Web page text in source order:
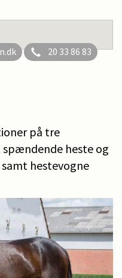
20 33 86 83
på tre
heste og
hestevogne